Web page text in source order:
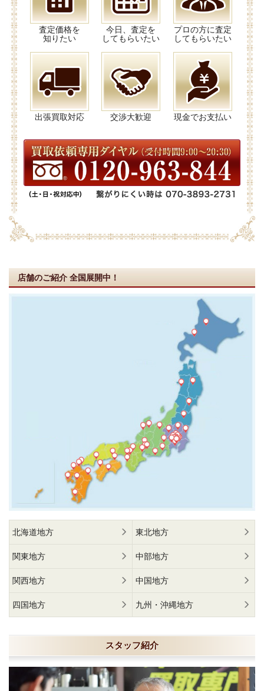
査定価格を
知りたい
今日、査定を
してもらいたい
プロの方に査定
してもらいたい
出張買取対応 交渉大歓迎 現金でお支払い
店舗のご紹介 全国展開中！
北海道地方 東北地方
関東地方 中部地方
関西地方 中国地方
四国地方 九州・沖縄地方
スタッフ紹介